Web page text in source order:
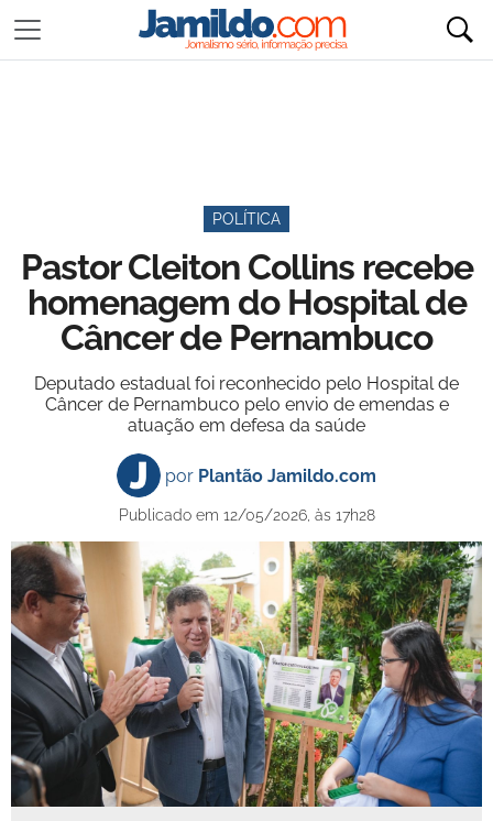
POLÍTICA
Pastor Cleiton Collins recebe
homenagem do Hospital de
Câncer de Pernambuco
Deputado estadual foi reconhecido pelo Hospital de
Câncer de Pernambuco pelo envio de emendas e
atuação em defesa da saúde
por Plantão Jamildo.com
Publicado em 12/05/2026, às 17h28